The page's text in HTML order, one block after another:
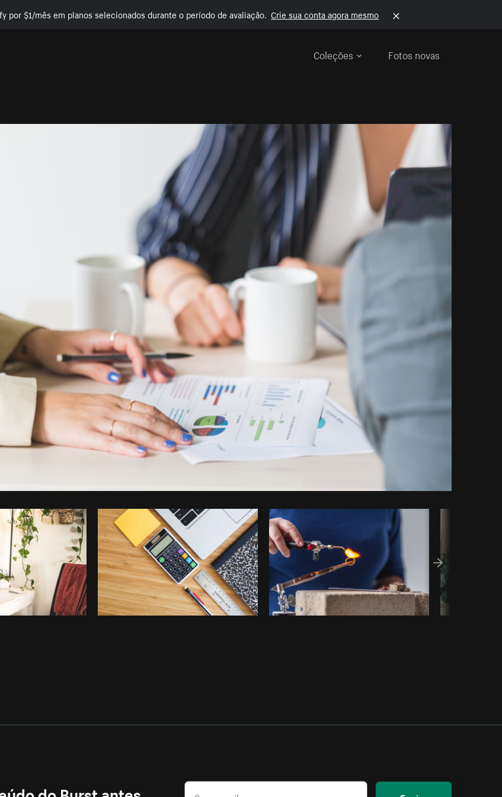
por $1/mês em planos selecionados durante o período de avaliação. Crie sua conta agora mesmo
Coleções
Fotos novas
Foto da Matthew Henry doBurst Copiar código